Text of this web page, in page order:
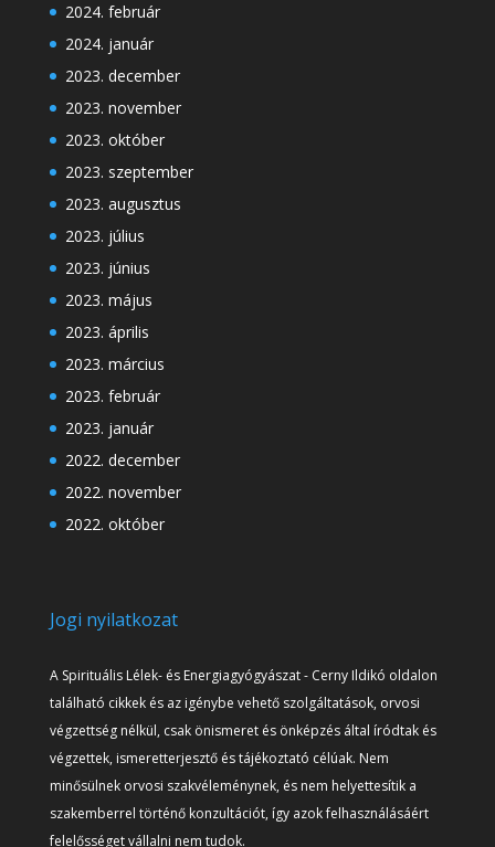
2024. február
2024. január
2023. december
2023. november
2023. október
2023. szeptember
2023. augusztus
2023. július
2023. június
2023. május
2023. április
2023. március
2023. február
2023. január
2022. december
2022. november
2022. október
Jogi nyilatkozat
A Spirituális Lélek- és Energiagyógyászat - Cerny Ildikó oldalon
található cikkek és az igénybe vehető szolgáltatások, orvosi
végzettség nélkül, csak önismeret és önképzés által íródtak és
végzettek, ismeretterjesztő és tájékoztató célúak. Nem
minősülnek orvosi szakvéleménynek, és nem helyettesítik a
szakemberrel történő konzultációt, így azok felhasználásáért
felelősséget vállalni nem tudok.